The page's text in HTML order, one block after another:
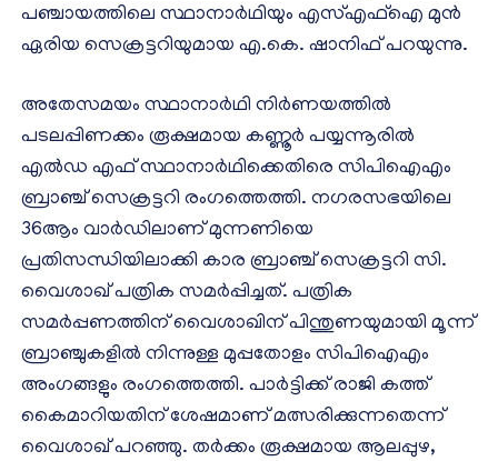
പഞ്ചായത്തിലെ സ്ഥാനാർഥിയും എസ്എഫ്ഐ മുൻ
ഏരിയ സെക്രട്ടറിയുമായ എ.കെ. ഷാനിഫ് പറയുന്നു.
അതേസമയം സ്ഥാനാർഥി നിർണയത്തിൽ
പടലപ്പിണക്കം രൂക്ഷമായ കണ്ണൂർ പയ്യന്നൂരിൽ
എൽഡ എഫ് സ്ഥാനാർഥിക്കെതിരെ സിപിഐഎം
ബ്രാഞ്ച് സെക്രട്ടറി രംഗത്തെത്തി. നഗരസഭയിലെ
36ആം വാർഡിലാണ് മുന്നണിയെ
പ്രതിസന്ധിയിലാക്കി കാര ബ്രാഞ്ച് സെക്രട്ടറി സി.
വൈശാഖ് പത്രിക സമർപ്പിച്ചത്. പത്രിക
സമർപ്പണത്തിന് വൈശാഖിന് പിന്തുണയുമായി മൂന്ന്
ബ്രാഞ്ചുകളിൽ നിന്നുള്ള മുപ്പതോളം സിപിഐഎം
അംഗങ്ങളും രംഗത്തെത്തി. പാർട്ടിക്ക് രാജി കത്ത്
കൈമാറിയതിന് ശേഷമാണ് മത്സരിക്കുന്നതെന്ന്
വൈശാഖ് പറഞ്ഞു. തർക്കം രൂക്ഷമായ ആലപ്പുഴ,